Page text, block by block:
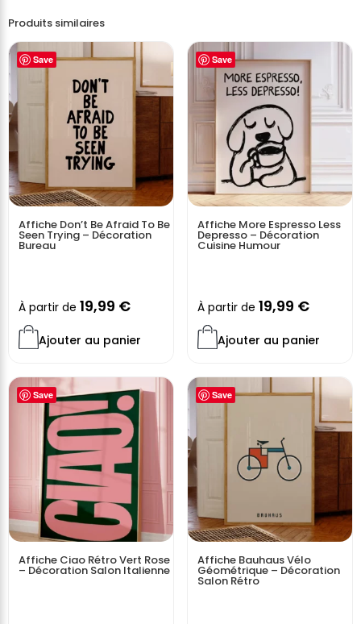
Produits similaires
Save
Affiche Don’t Be Afraid To Be
Seen Trying – Décoration
Bureau
À partir de 19,99 €
Ajouter au panier
Save
Affiche More Espresso Less
Depresso – Décoration
Cuisine Humour
À partir de 19,99 €
Ajouter au panier
Save
Affiche Ciao Rétro Vert Rose
– Décoration Salon Italienne
Save
Affiche Bauhaus Vélo
Géométrique – Décoration
Salon Rétro